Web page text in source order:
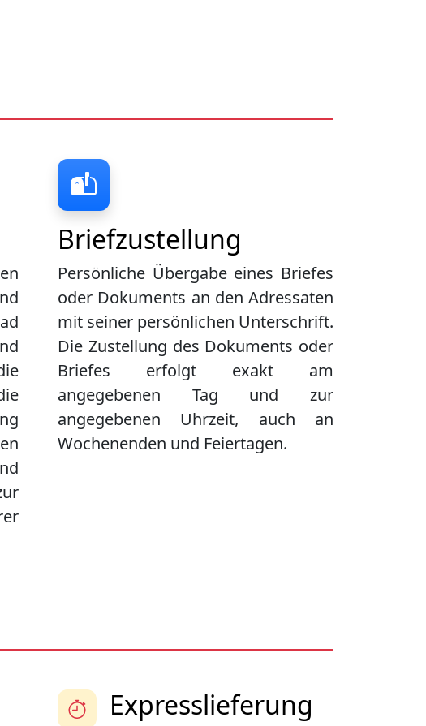
Briefzustellung
Persönliche Übergabe eines Briefes
oder Dokuments an den Adressaten
mit seiner persönlichen Unterschrift.
Die Zustellung des Dokuments oder
Briefes erfolgt exakt am
angegebenen Tag und zur
angegebenen Uhrzeit, auch an
Wochenenden und Feiertagen.
Expresslieferung